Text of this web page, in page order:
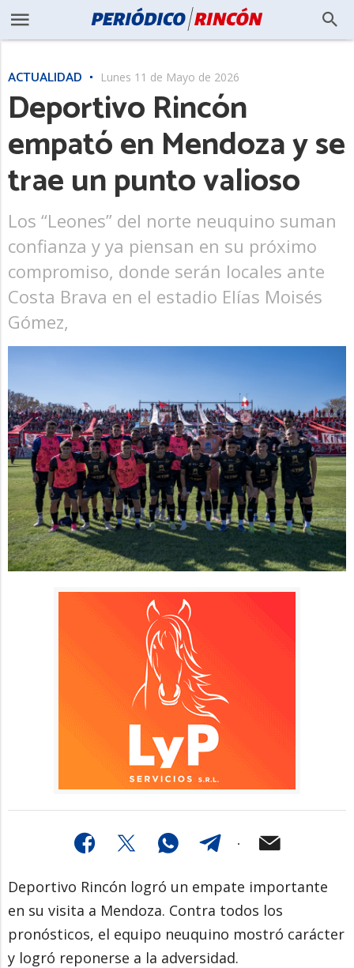
ACTUALIDAD Lunes 11 de Mayo de 2026
Deportivo Rincón
empató en Mendoza y se
trae un punto valioso
Los “Leones” del norte neuquino suman
confianza y ya piensan en su próximo
compromiso, donde serán locales ante
Costa Brava en el estadio Elías Moisés
Gómez,
Deportivo Rincón logró un empate importante
en su visita a Mendoza. Contra todos los
pronósticos, el equipo neuquino mostró carácter
y logró reponerse a la adversidad.